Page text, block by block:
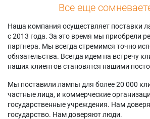
Все еще
Наша компания осуществляет поставки
с 2013 года. За это время мы приобрели
партнера. Мы всегда стремимся точно
обязательства. Всегда идем на встречу
наших клиентов становятся нашими
Мы поставили лампы для более 20 000
частные лица, и коммерческие
государственные учреждения. Нам
государство. Нам доверяют люди.